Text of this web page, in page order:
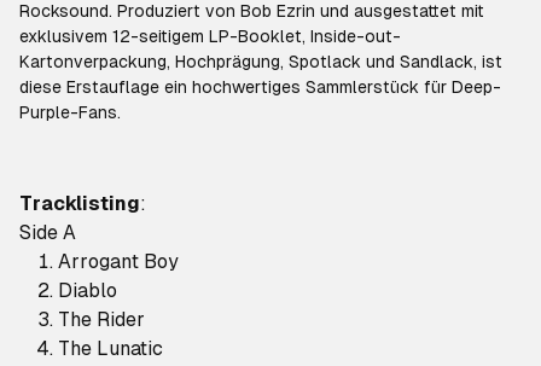
Rocksound. Produziert von Bob Ezrin und ausgestattet mit
exklusivem 12-seitigem LP-Booklet, Inside-out-
Kartonverpackung, Hochprägung, Spotlack und Sandlack, ist
diese Erstauflage ein hochwertiges Sammlerstück für Deep-
Purple-Fans.
Tracklisting:
Side A
Arrogant Boy
Diablo
The Rider
The Lunatic